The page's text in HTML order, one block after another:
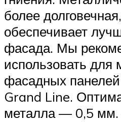
более
обеспечивает
фасада. Мы
использовать для
фасадных
Grand Line.
металла — 0,5 мм.